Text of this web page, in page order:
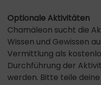
Optionale Aktivitäten
Chamäleon sucht die
Wissen und Gewissen
Vermittlung als
Durchführung der
werden. Bitte teile